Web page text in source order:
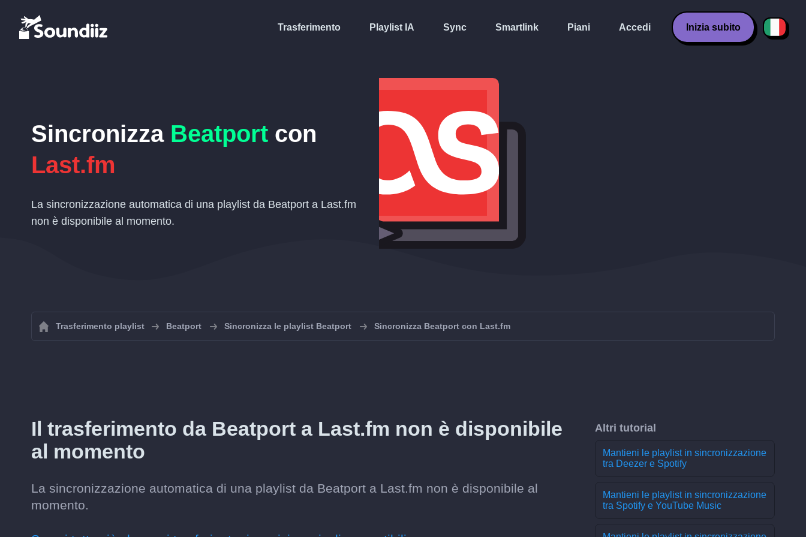
Trasferimento Playlist IA Sync Smartlink Piani Accedi Inizia subito
Sincronizza Beatport con
Last.fm
La sincronizzazione automatica di una playlist da Beatport a Last.fm
non è disponibile al momento.
Trasferimento playlist Beatport Sincronizza le playlist Beatport Sincronizza Beatport con Last.fm
Il trasferimento da Beatport a Last.fm non è disponibile
al momento
La sincronizzazione automatica di una playlist da Beatport a Last.fm non è disponibile al
momento.
Altri tutorial
Mantieni le playlist in sincronizzazione
tra Deezer e Spotify
Mantieni le playlist in sincronizzazione
tra Spotify e YouTube Music